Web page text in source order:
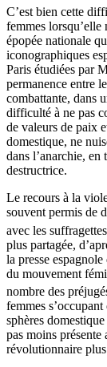
C’est bien cette
femmes lorsqu’elle
épopée nationale
iconographiques
Paris étudiées par
permanence entre
combattante, dans
difficulté à ne pas
de valeurs de paix
domestique, ne
dans l’anarchie,
destructrice.
Le recours à la
souvent permis de
avec les
plus partagée,
la presse
du mouvement
nombre des
femmes
sphères
pas moins présente
révolutionnaire